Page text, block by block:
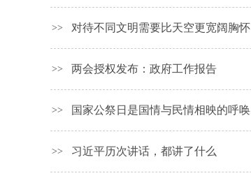
>> 对待不同文明需要比天空更宽阔胸怀
>> 两会授权发布：政府工作报告
>> 国家公祭日是国情与民情相映的呼唤
>> 习近平历次讲话，都讲了什么